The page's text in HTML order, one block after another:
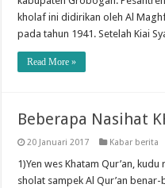
kholaf ini didirikan oleh Al
pada tahun 1941. Setelah Kiai
Read More »
Beberapa Nasihat
20 Januari 2017 Kabar berita
1)Yen wes Khatam Qur’an,
sholat sampek Al Qur’an